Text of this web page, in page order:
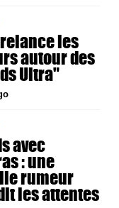
relance les
autour des
Ultra"
avec
: une
rumeur
les attentes